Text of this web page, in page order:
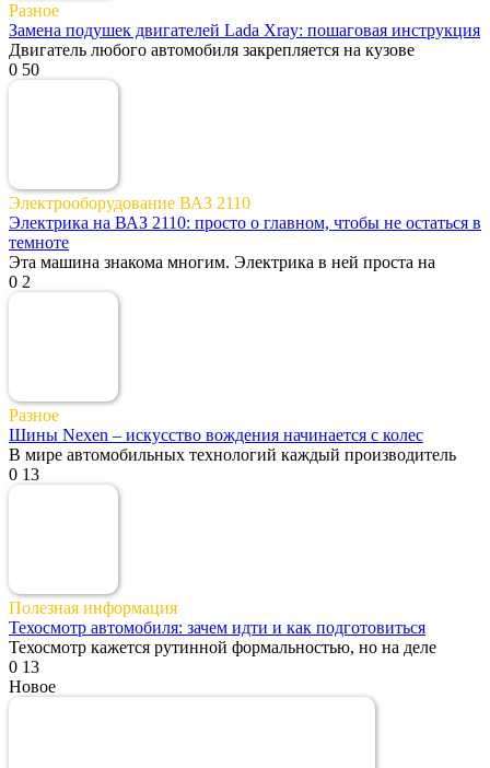
Разное
Замена подушек двигателей Lada Xray: пошаговая инструкция
Двигатель любого автомобиля закрепляется на кузове
0 50
Электрооборудование ВАЗ 2110
Электрика на ВАЗ 2110: просто о главном, чтобы не остаться в
темноте
Эта машина знакома многим. Электрика в ней проста на
0 2
Разное
Шины Nexen – искусство вождения начинается с колес
В мире автомобильных технологий каждый производитель
0 13
Полезная информация
Техосмотр автомобиля: зачем идти и как подготовиться
Техосмотр кажется рутинной формальностью, но на деле
0 13
Новое